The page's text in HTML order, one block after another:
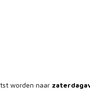
worden naar